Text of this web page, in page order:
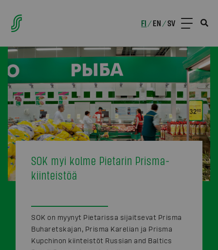
FI /EN /SV
SOK myi kolme Pietarin Prisma-
kiinteistöä
SOK on myynyt Pietarissa sijaitsevat Prisma
Buharetskajan, Prisma Karelian ja Prisma
Kupchinon kiinteistöt Russian and Baltics